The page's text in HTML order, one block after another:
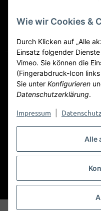
Alle
Wie wir Cookies &
Durch Klicken auf „Alle
Einsatz folgender
Vimeo. Sie können die
(Fingerabdruck-Icon
Sie unter Konfigurieren
Datenschutzerklärung.
Impressum Datenschutz
Frag mich
Vertrag widerrufen
Widerrufsrecht